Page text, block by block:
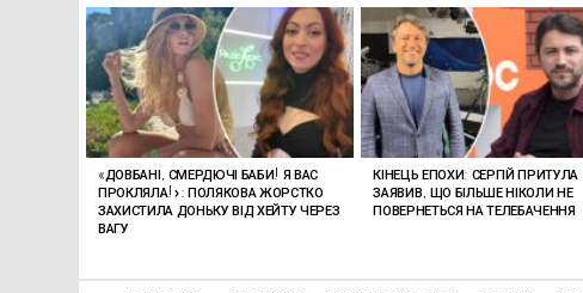
ОСТАННІ
СТАТТІ
«ДОВБАНІ, СМЕРДЮЧІ БАБИ! Я ВАС
ПРОКЛЯЛА!»: ПОЛЯКОВА ЖОРСТКО
ЗАХИСТИЛА ДОНЬКУ ВІД ХЕЙТУ ЧЕРЕЗ
ВАГУ
КІНЕЦЬ ЕПОХИ: СЕРГІЙ ПРИТУЛА
ЗАЯВИВ, ЩО БІЛЬШЕ НІКОЛИ НЕ
ПОВЕРНЕТЬСЯ НА ТЕЛЕБАЧЕННЯ